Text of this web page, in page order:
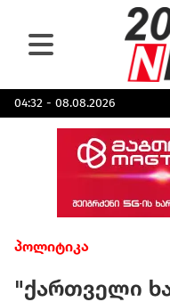
04:32 - 08.08.2026
პოლიტიკა
"ქართველი